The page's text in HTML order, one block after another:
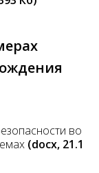
во
(docx, 21.1